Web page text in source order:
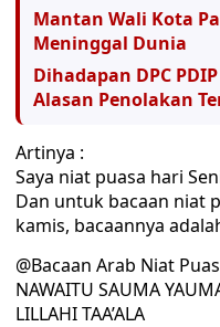
Mantan Wali Kota
Meninggal Dunia
Dihadapan DPC
Alasan Penolakan
Artinya :
Saya niat puasa hari
Dan untuk bacaan niat
kamis, bacaannya
@Bacaan Arab Niat
NAWAITU SAUMA
LILLAHI TAA’ALA